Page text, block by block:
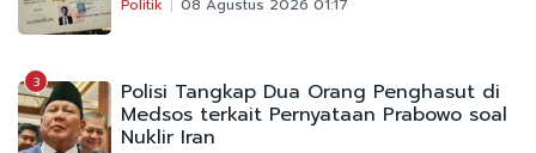
Politik 08 Agustus 2026 01:17
3 Polisi Tangkap Dua Orang Penghasut di
Medsos terkait Pernyataan Prabowo soal
Nuklir Iran